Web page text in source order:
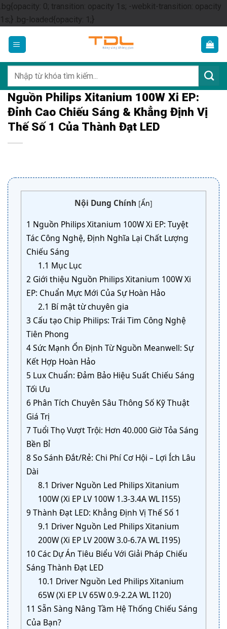
.bg{opacity: 0; transition: opacity 1s; -webkit-transition: opacity
1s;} .bg-loaded{opacity: 1;}Skip
content
kiếm:
Nguồn Philips Xitanium 100W Xi EP:
Đỉnh Cao Chiếu Sáng & Khẳng Định Vị
Thế Số 1 Của Thành Đạt LED
Nội Dung Chính [Ẩn]
1 Nguồn Philips Xitanium 100W Xi EP: Tuyệt
Tác Công Nghệ, Định Nghĩa Lại Chất Lượng
Chiếu Sáng
1.1 Mục Lục
2 Giới thiệu Nguồn Philips Xitanium 100W Xi
EP: Chuẩn Mực Mới Của Sự Hoàn Hảo
2.1 Bí mật từ chuyên gia
3 Cấu tạo Chip Philips: Trái Tim Công Nghệ
Tiên Phong
4Sức Mạnh Ổn Định Từ Nguồn Meanwell: Sự
Kết Hợp Hoàn Hảo
5 Lux Chuẩn: Đảm Bảo Hiệu Suất Chiếu Sáng
Tối Ưu
6 Phân Tích Chuyên Sâu Thông Số Kỹ Thuật
Giá Trị
7Tuổi Thọ Vượt Trội: Hơn 40.000 Giờ Tỏa Sáng
Bền Bỉ
8 So Sánh Đắt/Rẻ: Chi Phí Cơ Hội – Lợi Ích Lâu
Dài
8.1 Driver Nguồn Led Philips Xitanium
100W (Xi EP LV 100W 1.3-3.4A WL I155)
9 Thành Đạt LED: Khẳng Định Vị Thế Số 1
9.1 Driver Nguồn Led Philips Xitanium
200W (Xi EP LV 200W 3.0-6.7A WL I195)
10 Các Dự Án Tiêu Biểu Với Giải Pháp Chiếu
Sáng Thành Đạt LED
10.1 Driver Nguồn Led Philips Xitanium
65W (Xi EP LV 65W 0.9-2.2A WL I120)
11 Sẵn Sàng Nâng Tầm Hệ Thống Chiếu Sáng
Của Bạn?